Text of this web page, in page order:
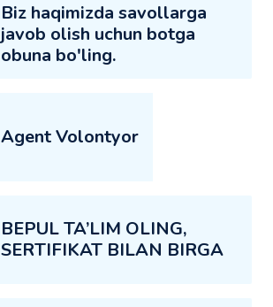
Biz haqimizda savollarga
javob olish uchun botga
obuna bo'ling.
Agent Volontyor
BEPUL TA’LIM OLING,
SERTIFIKAT BILAN BIRGA